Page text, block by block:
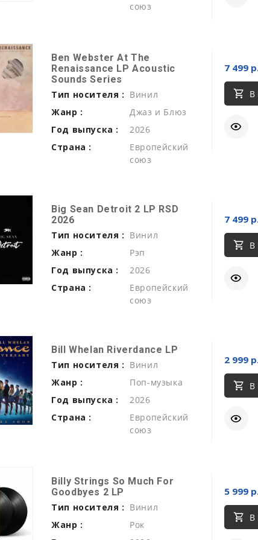
союз
Ben Webster At The
Renaissance LP Acoustic
Sounds Series
Тип носителя : Винил
Жанр :
Джаз и Блюз
Год выпуска :
2026
Страна :
Европейский
союз
7 499
В
Big Sean Detroit 2 LP RSD
2026
Тип носителя : Винил
Жанр :
Рэп
Год выпуска :
2026
Страна :
Европейский
союз
7 499
В
Bill Whelan Riverdance LP
Тип носителя : Винил
Жанр :
Поп-музыка
Год выпуска :
2026
Страна :
Европейский
союз
2 999
В
Billy Strings So Much For
Goodbyes 2 LP
Тип носителя : Винил
Жанр :
Рок
5 999
В